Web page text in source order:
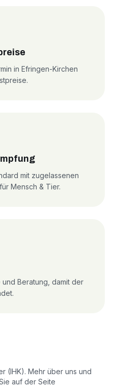
in Efringen-Kirchen
mit zugelassenen
Mensch & Tier.
Beratung, damit der
(IHK). Mehr über uns und
auf der Seite